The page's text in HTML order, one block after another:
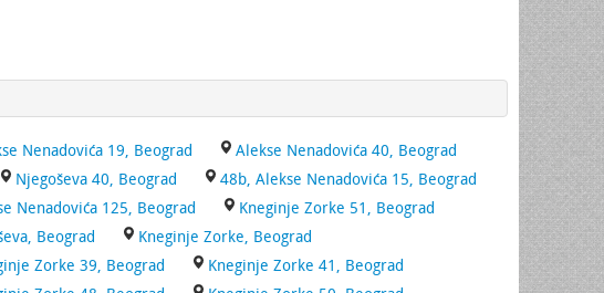
Nenadovića 19, Beograd
Alekse Nenadovića 40, Beograd
Njegoševa 40, Beograd
48b, Alekse Nenadovića 15, Beograd
Nenadovića 125, Beograd
Kneginje Zorke 51, Beograd
Beograd
Kneginje Zorke, Beograd
Zorke 39, Beograd
Kneginje Zorke 41, Beograd